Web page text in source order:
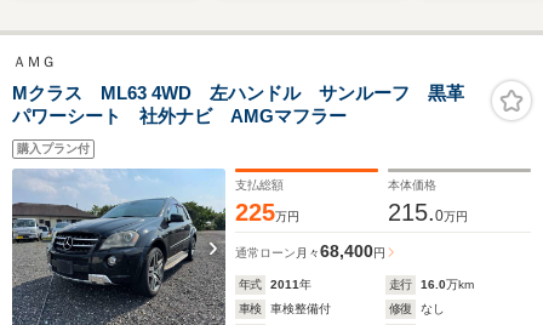
横滑り防止装置/エア
ッグ 助手席/エアバッ
グ サイド
システム/電動
LED/
ＡＭＧ
Mクラス ML63 4WD 左ハンドル サンルーフ 黒革
パワーシート 社外ナビ AMGマフラー
購入プラン付
支払総額
225万円
本体価格
215.0万円
通常ローン 月々68,400円
年式 2011年 走行 16.0万km
車検
車検整備付 修復
なし